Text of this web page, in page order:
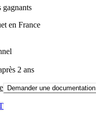
gagnants
en France
2 ans
Demander une documentation